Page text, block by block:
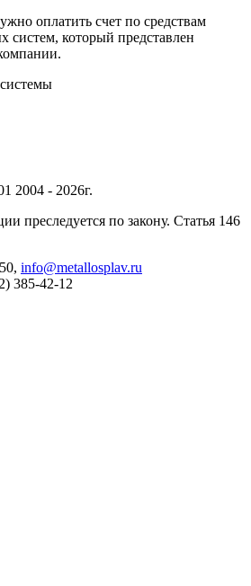
оплатить счет по средствам
систем, который представлен
2004 - 2026г.
преследуется по закону. Статья 146
, info@metallosplav.ru
385-42-12